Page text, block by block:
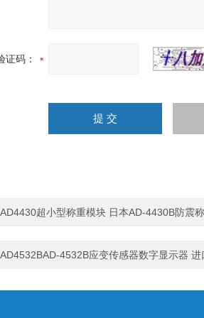
证码：
AD4430超小型称重模块 日本AD-4430B防震
AD4532BAD-4532B应变传感器数字显示器